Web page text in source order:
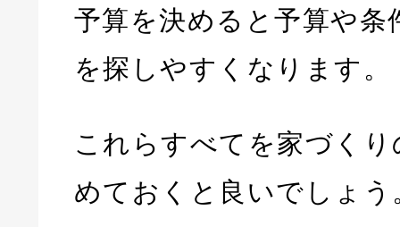
予算を決めると予算や条
を探しやすくなります。
これらすべてを家づく
めておくと良いでしょう